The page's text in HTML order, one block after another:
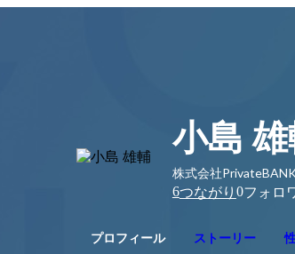
小島
株式会社
6つながり 0フォロ
プロフィール ストーリー